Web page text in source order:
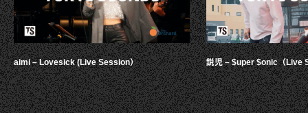
aimi – Lovesick (Live Session） 鋭児 – $uper $onic（Live